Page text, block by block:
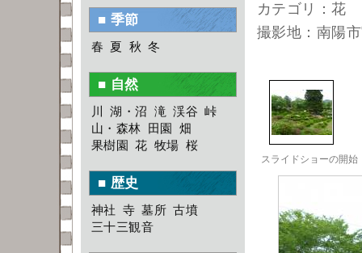
カテゴリ：花
撮影地：南陽
■ 季節
春 夏 秋 冬
■ 自然
川 湖・沼 滝 渓谷 峠
山・森林 田園 畑
果樹園 花 牧場 桜
■ 歴史
神社 寺 墓所 古墳
三十三観音